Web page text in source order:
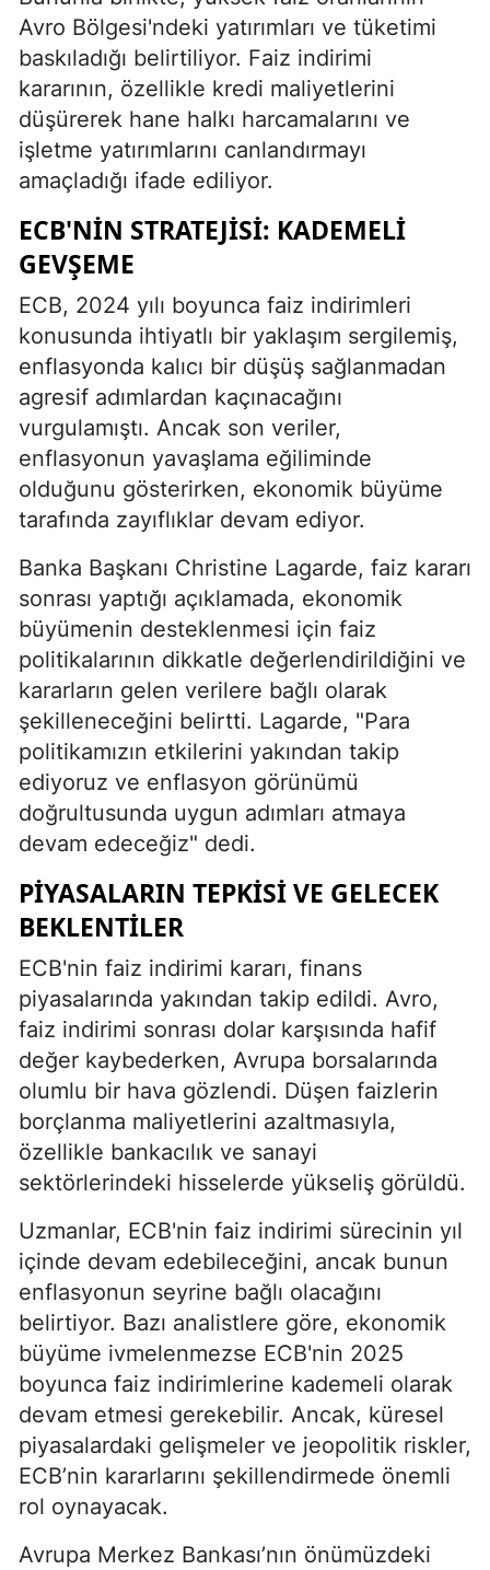
Avro Bölgesi'ndeki yatırımları ve tüketimi
baskıladığı belirtiliyor. Faiz indirimi
kararının, özellikle kredi maliyetlerini
düşürerek hane halkı harcamalarını ve
işletme yatırımlarını canlandırmayı
amaçladığı ifade ediliyor.
ECB'NIN STRATEJISI: KADEMELI
GEVŞEME
ECB, 2024 yılı boyunca faiz indirimleri
konusunda ihtiyatlı bir yaklaşım sergilemiş,
enflasyonda kalıcı bir düşüş sağlanmadan
agresif adımlardan kaçınacağını
vurgulamıştı. Ancak son veriler,
enflasyonun yavaşlama eğiliminde
olduğunu gösterirken, ekonomik büyüme
tarafında zayıflıklar devam ediyor.
Banka Başkanı Christine Lagarde, faiz kararı
sonrası yaptığı açıklamada, ekonomik
büyümenin desteklenmesi için faiz
politikalarının dikkatle değerlendirildiğini ve
kararların gelen verilere bağlı olarak
şekilleneceğini belirtti. Lagarde, "Para
politikamızın etkilerini yakından takip
ediyoruz ve enflasyon görünümü
doğrultusunda uygun adımları atmaya
devam edeceğiz" dedi.
PIYASALARIN TEPKISI VE GELECEK
BEKLENTILER
ECB'nin faiz indirimi kararı, finans
piyasalarında yakından takip edildi. Avro,
faiz indirimi sonrası dolar karşısında hafif
değer kaybederken, Avrupa borsalarında
olumlu bir hava gözlendi. Düşen faizlerin
borçlanma maliyetlerini azaltmasıyla,
özellikle bankacılık ve sanayi
sektörlerindeki hisselerde yükseliş görüldü.
Uzmanlar, ECB'nin faiz indirimi sürecinin yıl
içinde devam edebileceğini, ancak bunun
enflasyonun seyrine bağlı olacağını
belirtiyor. Bazı analistlere göre, ekonomik
büyüme ivmelenmezse ECB'nin 2025
boyunca faiz indirimlerine kademeli olarak
devam etmesi gerekebilir. Ancak, küresel
piyasalardaki gelişmeler ve jeopolitik riskler,
ECB’nin kararlarını şekillendirmede önemli
rol oynayacak.
Avrupa Merkez Bankası’nın önümüzdeki